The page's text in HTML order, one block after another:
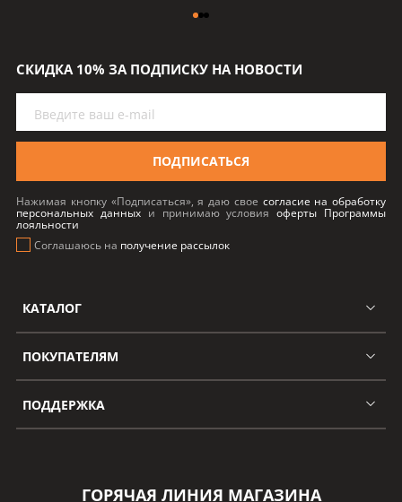
КАТАЛОГ
ПОКУПАТЕЛЯМ
СКИДКА 10% ЗА ПОДПИСКУ НА НОВОСТИ
ПОДПИСАТЬСЯ
Нажимая кнопку «Подписаться», я даю свое согласие на обработку
персональных данных и принимаю условияоферты Программы
лояльности
Соглашаюсь на получение рассылок
ГОРЯЧАЯ ЛИНИЯ МАГАЗИНА
ПОДДЕРЖКА